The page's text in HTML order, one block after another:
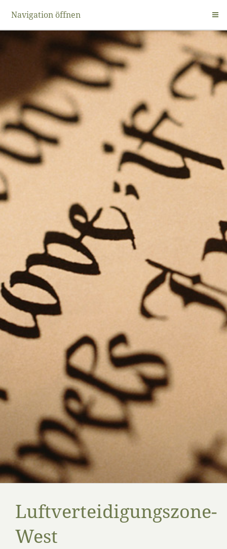
Navigation öffnen
Luftverteidigungszone-
West